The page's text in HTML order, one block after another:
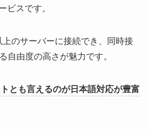
ビスです。
上のサーバーに接続でき、同時接
自由度の高さが魅力です。
とも言えるのが日本語対応が豊富